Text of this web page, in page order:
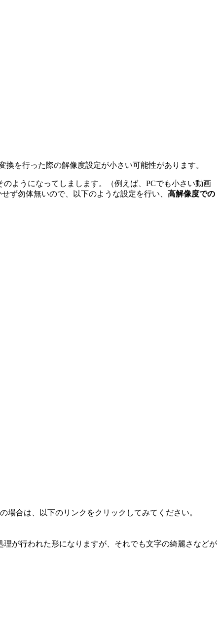
換を行った際の解像度設定が小さい可能性があります。
ようになってしまします。（例えば、PCでも小さい動画
ず勿体無いので、以下のような設定を行い、 高解像度での
場合は、以下のリンクをクリックしてみてください。
理が行われた形になりますが、それでも文字の綺麗さなどが